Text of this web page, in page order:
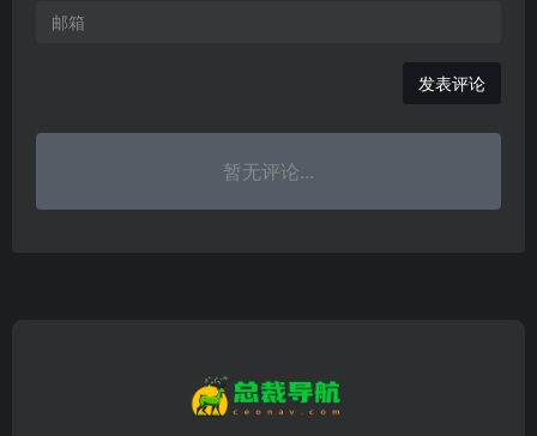
发表评论
暂无评论...